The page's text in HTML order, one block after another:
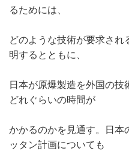
るためには、
どのような技術が要求され
明するとともに、
日本が原爆製造を外国の技
どれぐらいの時間が
かかるのかを見通す。日本
ッタン計画についても